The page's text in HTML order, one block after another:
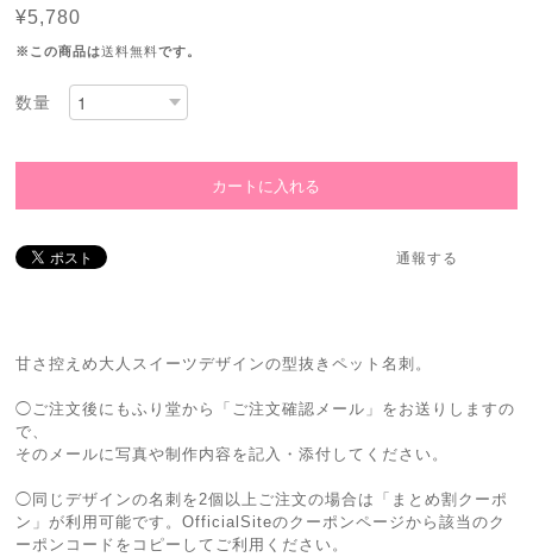
¥5,780
※この商品は送料無料です。
数量
通報する
甘さ控えめ大人スイーツデザインの型抜きペット名刺。
◯ご注文後にもふり堂から「ご注文確認メール」をお送りしますの
で、
そのメールに写真や制作内容を記入・添付してください。
◯同じデザインの名刺を2個以上ご注文の場合は「まとめ割クーポ
ン」が利用可能です。OfficialSiteのクーポンページから該当のク
ーポンコードをコピーしてご利用ください。